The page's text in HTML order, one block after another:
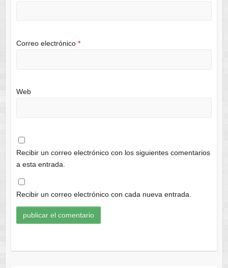
Correo electrónico *
Web
Recibir un correo electrónico con los siguientes comentarios
a esta entrada.
Recibir un correo electrónico con cada nueva entrada.